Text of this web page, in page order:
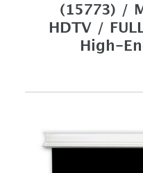
(15773) /
HDTV /
High-